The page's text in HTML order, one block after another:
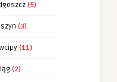
(5)
(3)
(11)
(2)